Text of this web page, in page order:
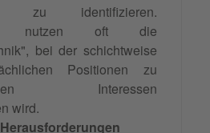
zu identifizieren.
nutzen oft die
bei der schichtweise
Positionen zu
Interessen
wird.